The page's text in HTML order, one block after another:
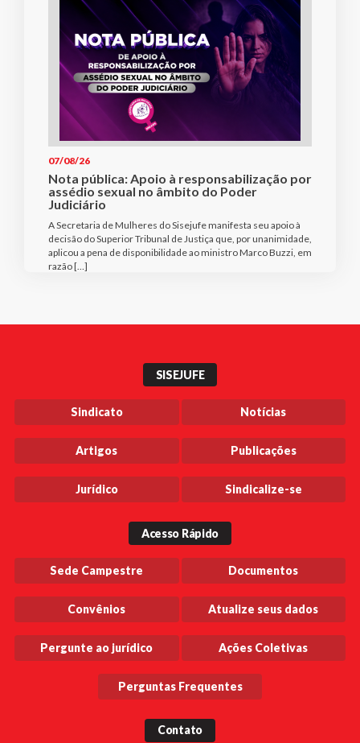
07/08/26
Nota pública: Apoio à responsabilização por
assédio sexual no âmbito do Poder
Judiciário
A Secretaria de Mulheres do Sisejufe manifesta seu apoio à
decisão do Superior Tribunal de Justiça que, por unanimidade,
aplicou a pena de disponibilidade ao ministro Marco Buzzi, em
razão […]
SISEJUFE
Sindicato Notícias
Artigos Publicações
Jurídico Sindicalize-se
Acesso Rápido
Sede Campestre Documentos
Convênios Atualize seus dados
Pergunte ao jurídico Ações Coletivas
Perguntas Frequentes
Contato